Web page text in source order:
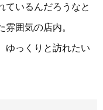
ているんだろうなと
囲気の店内。
ゆっくりと訪れたい